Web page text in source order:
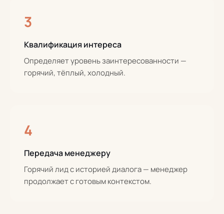
3
Квалификация интереса
Определяет уровень заинтересованности —
горячий, тёплый, холодный.
4
Передача менеджеру
Горячий лид с историей диалога — менеджер
продолжает с готовым контекстом.